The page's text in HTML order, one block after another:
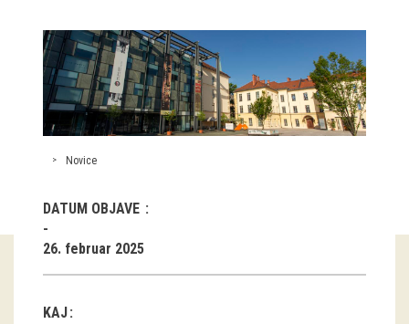
razstave
Stalne razstave
Občasne razstave
Virtualni sprehodi
Razstavni projekti
Novice
DATUM OBJAVE
26. februar 2025
KAJ